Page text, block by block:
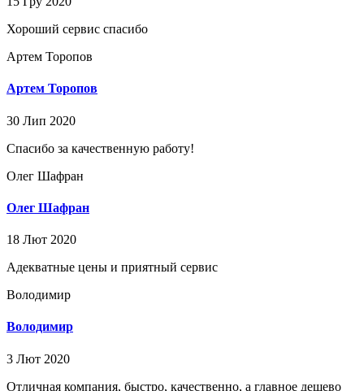
Хороший сервис спасибо
Артем Торопов
Артем Торопов
30 Лип 2020
Спасибо за качественную работу!
Олег Шафран
Олег Шафран
18 Лют 2020
Адекватные цены и приятный сервис
Володимир
Володимир
3 Лют 2020
Отличная компания, быстро, качественно, а главное дешево